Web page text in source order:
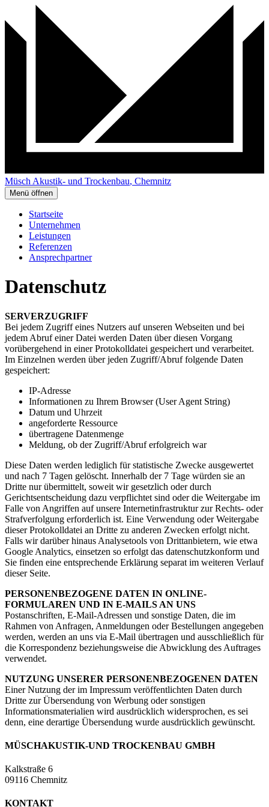
Müsch Akustik- und Trockenbau, Chemnitz
Menü öffnen
Startseite
Unternehmen
Leistungen
Referenzen
Ansprechpartner
Datenschutz
SERVERZUGRIFF
Bei jedem Zugriff eines Nutzers auf unseren Webseiten und bei
jedem Abruf einer Datei werden Daten über diesen Vorgang
vorübergehend in einer Protokolldatei gespeichert und verarbeitet.
Im Einzelnen werden über jeden Zugriff/Abruf folgende Daten
gespeichert:
IP-Adresse
Informationen zu Ihrem Browser (User Agent String)
Datum und Uhrzeit
angeforderte Ressource
übertragene Datenmenge
Meldung, ob der Zugriff/Abruf erfolgreich war
Diese Daten werden lediglich für statistische Zwecke ausgewertet
und nach 7 Tagen gelöscht. Innerhalb der 7 Tage würden sie an
Dritte nur übermittelt, soweit wir gesetzlich oder durch
Gerichtsentscheidung dazu verpflichtet sind oder die Weitergabe im
Falle von Angriffen auf unsere Internetinfrastruktur zur Rechts- oder
Strafverfolgung erforderlich ist. Eine Verwendung oder Weitergabe
dieser Protokolldatei an Dritte zu anderen Zwecken erfolgt nicht.
Falls wir darüber hinaus Analysetools von Drittanbietern, wie etwa
Google Analytics, einsetzen so erfolgt das datenschutzkonform und
Sie finden eine entsprechende Erklärung separat im weiteren Verlauf
dieser Seite.
PERSONENBEZOGENE DATEN IN ONLINE-
FORMULAREN UND IN E-MAILS AN UNS
Postanschriften, E-Mail-Adressen und sonstige Daten, die im
Rahmen von Anfragen, Anmeldungen oder Bestellungen angegeben
werden, werden an uns via E-Mail übertragen und ausschließlich für
die Korrespondenz beziehungsweise die Abwicklung des Auftrages
verwendet.
NUTZUNG UNSERER PERSONENBEZOGENEN DATEN
Einer Nutzung der im Impressum veröffentlichten Daten durch
Dritte zur Übersendung von Werbung oder sonstigen
Informationsmaterialien wird ausdrücklich widersprochen, es sei
denn, eine derartige Übersendung wurde ausdrücklich gewünscht.
MÜSCHAKUSTIK-UND TROCKENBAU GMBH
Kalkstraße 6
09116 Chemnitz
KONTAKT